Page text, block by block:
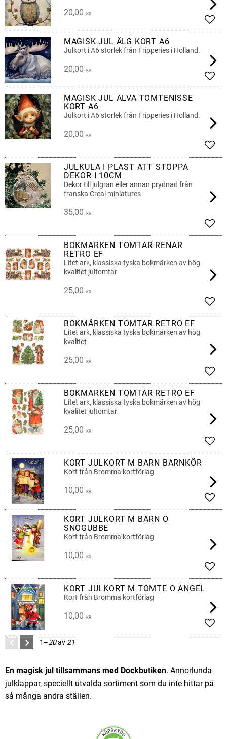
20,00 KR
MAGISK JUL ÄLG KORT A6
Julkort i A6 storlek från Fripperies i Holland.
20,00 KR
MAGISK JUL ÄLVA TOMTENISSE
KORT A6
Julkort i A6 storlek från Fripperies i Holland.
20,00 KR
JULKULA I PLAST ATT STOPPA
DEKOR I 10CM
Dekor till julgran eller annan prydnad från
franska Creal miniatures
35,00 KR
BOKMÄRKEN TOMTAR RENAR
RETRO EF
Litet ark, klassiska tyska bokmärken av hög
kvalitet jultomtar
25,00 KR
BOKMÄRKEN TOMTAR RETRO EF
Litet ark, klassiska tyska bokmärken av hög
kvalitet
25,00 KR
BOKMÄRKEN TOMTAR RETRO EF
Litet ark, klassiska tyska bokmärken av hög
kvalitet jultomtar
25,00 KR
KORT JULKORT M BARN BARNKÖR
Kort från Bromma kortförlag
10,00 KR
KORT JULKORT M BARN O
SNÖGUBBE
Kort från Bromma kortförlag
10,00 KR
KORT JULKORT M TOMTE O ÄNGEL
Kort från Bromma kortförlag
10,00 KR
1–20av 21
En magisk jul tillsammans med Dockbutiken. Annorlunda
julklappar, speciellt utvalda sortiment som du inte hittar på
så många andra ställen.